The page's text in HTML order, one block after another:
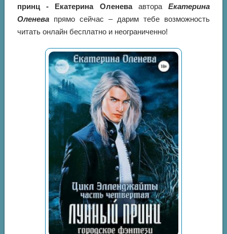
принц - Екатерина Оленеваавтора Екатерина
Оленева прямо сейчас – дарим тебе возможность
читать онлайн бесплатно и неограниченно!